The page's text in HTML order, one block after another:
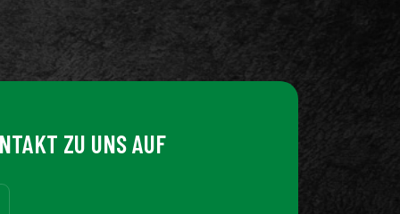
ZU UNS AUF